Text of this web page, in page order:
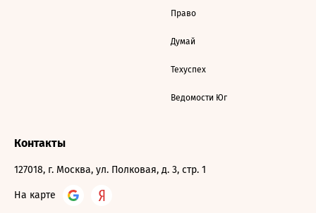
Право
Думай
Техуспех
Ведомости Юг
Контакты
127018, г. Москва, ул. Полковая, д. 3, стр. 1
На карте